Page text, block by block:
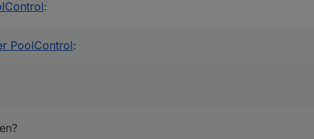
eingefügt. Er setzt alle Wert auf =. Der Button ist im Bereich Control
:
PoolControl: